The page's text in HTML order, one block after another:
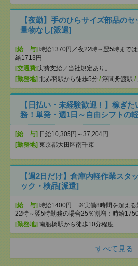
【夜勤】手のひらサイズ部品の
量物なし[派遣]
[給 与] 時給1370円／夜22時～翌5時まで
給1713円
[交通費]実費支給／当社規定あり。
[勤務地] 北赤羽駅から徒歩5分 / 浮間舟渡駅 /
【日払い・未経験歓迎！】稼ぎ
務！単発・週1日～自由シフトの
[給 与] 日給10,305円～37,204円
[勤務地] 東京都大田区南千束
【週2日だけ】倉庫内軽作業ス
ック・検品[派遣]
[給 与] 時給1400円 ※実働8時間を超える
22時～翌5時勤務の場合25％割増：時給
[勤務地] 南船橋駅から徒歩10分程度
すべて見る